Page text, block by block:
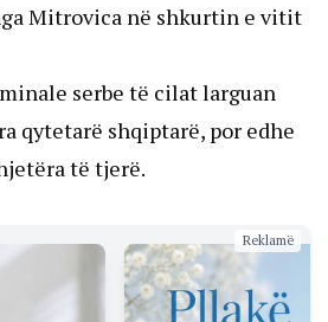
Mitrovica në shkurtin e vitit
serbe të cilat larguan
qytetarë shqiptarë, por edhe
të tjerë.
Reklamë